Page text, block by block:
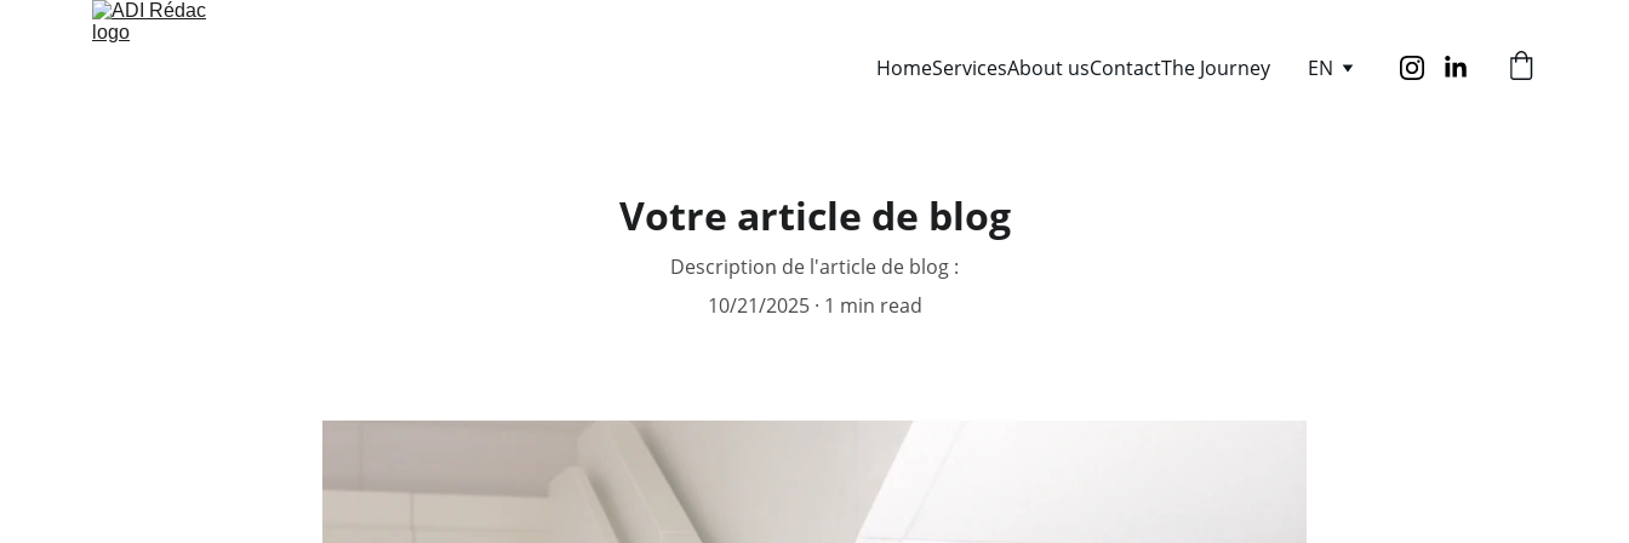
HomeServicesAbout usContactThe Journey EN
Votre article de blog
Description de l'article de blog :
10/21/2025
1 min read